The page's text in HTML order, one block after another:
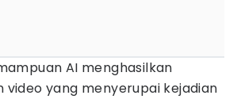
AI menghasilkan
video yang menyerupai kejadian